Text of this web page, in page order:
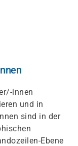
innen
und in
sind in der
Ebene